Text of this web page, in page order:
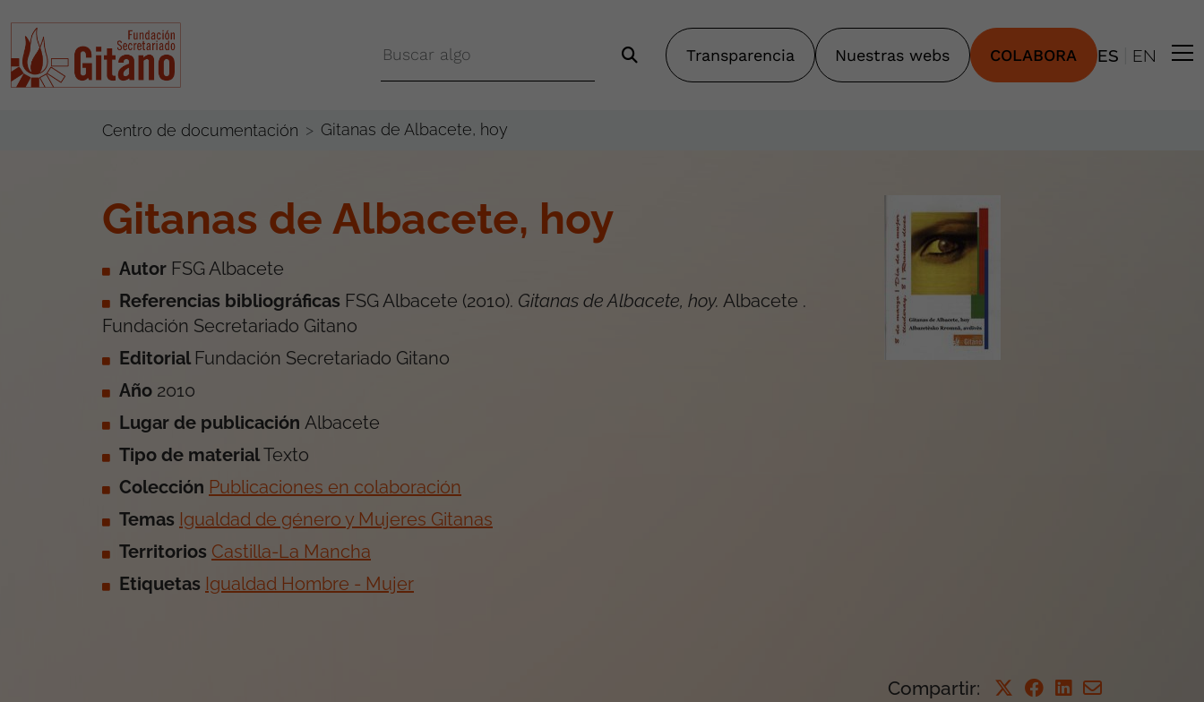
Transparencia Nuestras webs COLABORA ES EN
Centro de documentación Gitanas de Albacete, hoy
Gitanas de Albacete, hoy
Autor FSG Albacete
Referencias bibliográficas FSG Albacete (2010). Gitanas de Albacete, hoy. Albacete .
Fundación Secretariado Gitano
Editorial Fundación Secretariado Gitano
Año 2010
Lugar de publicación Albacete
Tipo de material Texto
Colección Publicaciones en colaboración
Temas Igualdad de género y Mujeres Gitanas
Territorios Castilla-La Mancha
Etiquetas Igualdad Hombre - Mujer
Compartir: